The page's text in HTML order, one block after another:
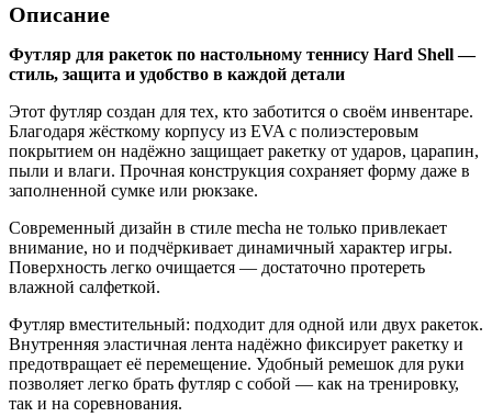
Описание
Футляр для ракеток по настольному теннису Hard Shell —
стиль, защита и удобство в каждой детали
Этот футляр создан для тех, кто заботится о своём инвентаре.
Благодаря жёсткому корпусу из EVA с полиэстеровым
покрытием он надёжно защищает ракетку от ударов, царапин,
пыли и влаги. Прочная конструкция сохраняет форму даже в
заполненной сумке или рюкзаке.
Современный дизайн в стиле mecha не только привлекает
внимание, но и подчёркивает динамичный характер игры.
Поверхность легко очищается — достаточно протереть
влажной салфеткой.
Футляр вместительный: подходит для одной или двух ракеток.
Внутренняя эластичная лента надёжно фиксирует ракетку и
предотвращает её перемещение. Удобный ремешок для руки
позволяет легко брать футляр с собой — как на тренировку,
так и на соревнования.